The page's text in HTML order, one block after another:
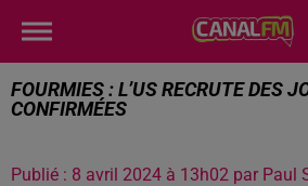
FOURMIES : L’US RECRUTE DES
CONFIRMÉES
Publié : 8 avril 2024 à 13h02 par Paul